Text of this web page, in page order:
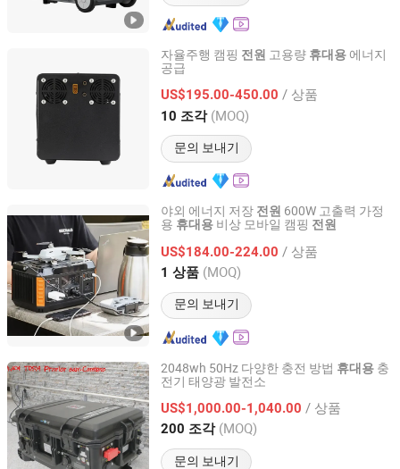
자율주행 캠핑 전원 고용량 휴대용 에너지
공급
US$195.00-450.00 / 상품
10 조각 (MOQ)
문의 보내기
Zhejiang Fimos Energy Technology Co., Ltd.
Zhejiang, China 이후 2026
야외 에너지 저장 전원 600W 고출력 가정
용 휴대용 비상 모바일 캠핑 전원
US$184.00-224.00 / 상품
1 상품 (MOQ)
문의 보내기
Anhui Kingwooh Energy Technology Co., Ltd.
Anhui, China 이후 2024
2048wh 50Hz 다양한 충전 방법 휴대용 충
전기 태양광 발전소
US$1,000.00-1,040.00 / 상품
200 조각 (MOQ)
문의 보내기
Suzhou Drivelong Intelligence Technology Co., Ltd.
Jiangsu, China 이후 2017